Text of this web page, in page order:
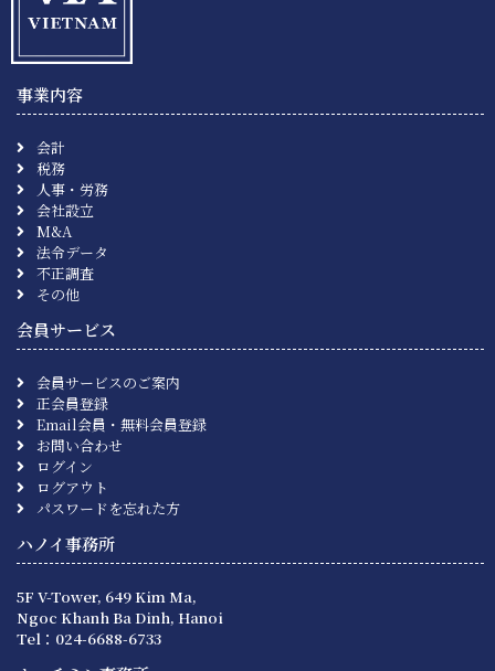
事業内容
会計
税務
人事・労務
会社設立
M&A
法令データ
不正調査
その他
会員サービス
会員サービスのご案内
正会員登録
Email会員・無料会員登録
お問い合わせ
ログイン
ログアウト
パスワードを忘れた方
ハノイ事務所
5F V-Tower, 649 Kim Ma,
Ngoc Khanh Ba Dinh, Hanoi
Tel：024-6688-6733